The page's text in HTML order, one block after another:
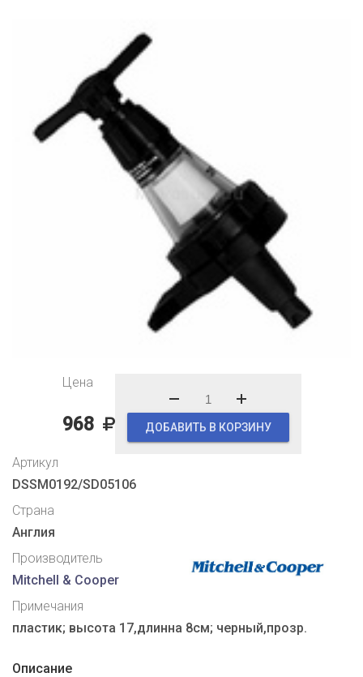
Цена
968 ДОБАВИТЬ В КОРЗИНУ
Артикул
DSSM0192/SD05106
Страна
Англия
Производитель
Mitchell & Cooper
Примечания
пластик; высота 17,длинна 8см; черный,прозр.
Описание